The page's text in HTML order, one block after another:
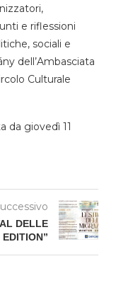
e riflessioni
sociali e
dell’Ambasciata
Culturale
da giovedì 11
DELLE